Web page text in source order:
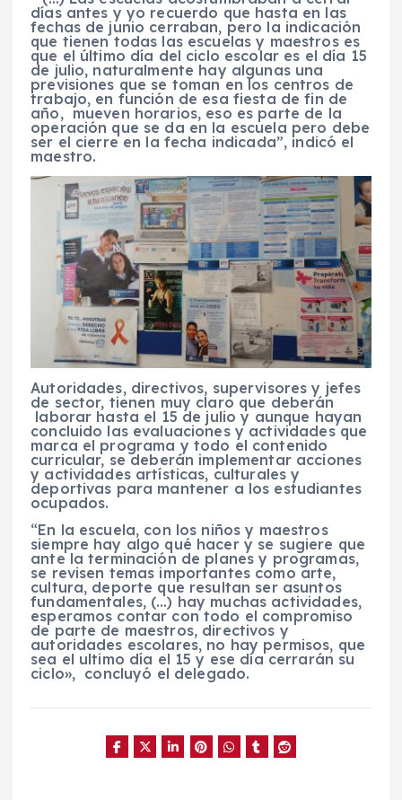
días antes y yo recuerdo que hasta en las
fechas de junio cerraban, pero la indicación
que tienen todas las escuelas y maestros es
que el último día del ciclo escolar es el día 15
de julio, naturalmente hay algunas una
previsiones que se toman en los centros de
trabajo, en función de esa fiesta de fin de
año, mueven horarios, eso es parte de la
operación que se da en la escuela pero debe
ser el cierre en la fecha indicada”, indicó el
maestro.
Autoridades, directivos, supervisores y jefes
de sector, tienen muy claro que deberán
laborar hasta el 15 de julio y aunque hayan
concluido las evaluaciones y actividades que
marca el programa y todo el contenido
curricular, se deberán implementar acciones
y actividades artísticas, culturales y
deportivas para mantener a los estudiantes
ocupados.
“En la escuela, con los niños y maestros
siempre hay algo qué hacer y se sugiere que
ante la terminación de planes y programas,
se revisen temas importantes como arte,
cultura, deporte que resultan ser asuntos
fundamentales, (…) hay muchas actividades,
esperamos contar con todo el compromiso
de parte de maestros, directivos y
autoridades escolares, no hay permisos, que
sea el ultimo día el 15 y ese día cerrarán su
ciclo», concluyó el delegado.